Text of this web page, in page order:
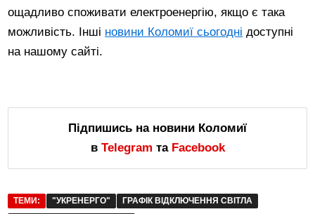
ощадливо споживати електроенергію, якщо є така
можливість. Інші новини Коломиї сьогодні доступні
на нашому сайті.
Підпишись на новини Коломиї
в Telegram та Facebook
ТЕМИ: "УКРЕНЕРГО"
ГРАФІК ВІДКЛЮЧЕННЯ СВІТЛА